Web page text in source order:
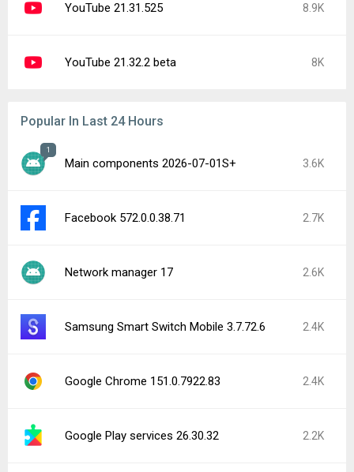
YouTube 21.31.525 8.9K
YouTube 21.32.2 beta 8K
Popular In Last 24 Hours
1
Main components 2026-07-01S+ 3.6K
Facebook 572.0.0.38.71 2.7K
Network manager 17 2.6K
Samsung Smart Switch Mobile 3.7.72.6 2.4K
Google Chrome 151.0.7922.83 2.4K
Google Play services 26.30.32 2.2K